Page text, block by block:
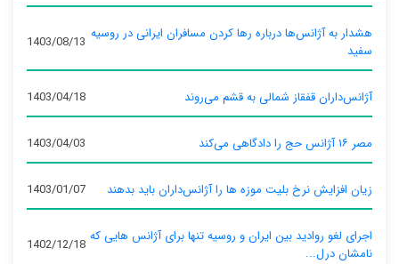
هشدار به آژانس‌ها درباره رها کردن مسافران ایرانی در روسیه
سفید
1403/08/13
آژانس‌داران قفقاز شمالی به قشم می‌روند 1403/04/18
مصر ۱۶ آژانس حج را دادگاهی می‌کند 1403/04/03
زیان افزایش نرخ بلیت موزه ها را آژانس‌داران باید بدهند 1403/01/07
اجرای لغو روادید بین ایران و روسیه تنها برای آژانس‌ هایی که
نامشان درل...
1402/12/18